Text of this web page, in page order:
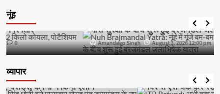
नूंहNuh Brajmandal Yatra: नूंह में गूंजे बम-बम भोले के जयकारे,
भारी सुरक्षा के बीच शुरू हुई ब्रजमंडल जलाभिषेक यात्रा
Amandeep Singh August 3, 2026 12:00 pm 0
व्यापार
ITR Refund: अभी तक नहीं आया टैक्स रिफंड का पैसा? PAN
नंबर से ऐसे चेक करें स्टेटस